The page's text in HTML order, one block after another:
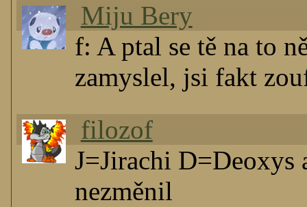
Miju Bery
f: A ptal se tě na to
zamyslel, jsi fakt
filozof
J=Jirachi D=Deoxys
nezměnil